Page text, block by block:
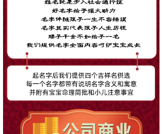
标题
内容
联系手机 *
微信号 *